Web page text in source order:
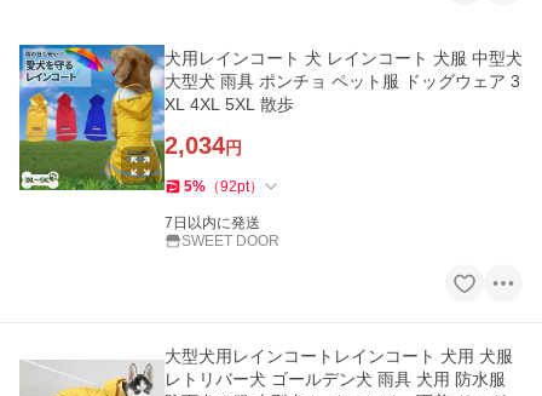
犬用レインコート 犬 レインコート 犬服 中型犬
大型犬 雨具 ポンチョ ペット服 ドッグウェア 3
XL 4XL 5XL 散歩
2,034円
5% （92pt）
7日以内に発送
SWEET DOOR
大型犬用レインコートレインコート 犬用 犬服
レトリバー犬 ゴールデン犬 雨具 犬用 防水服